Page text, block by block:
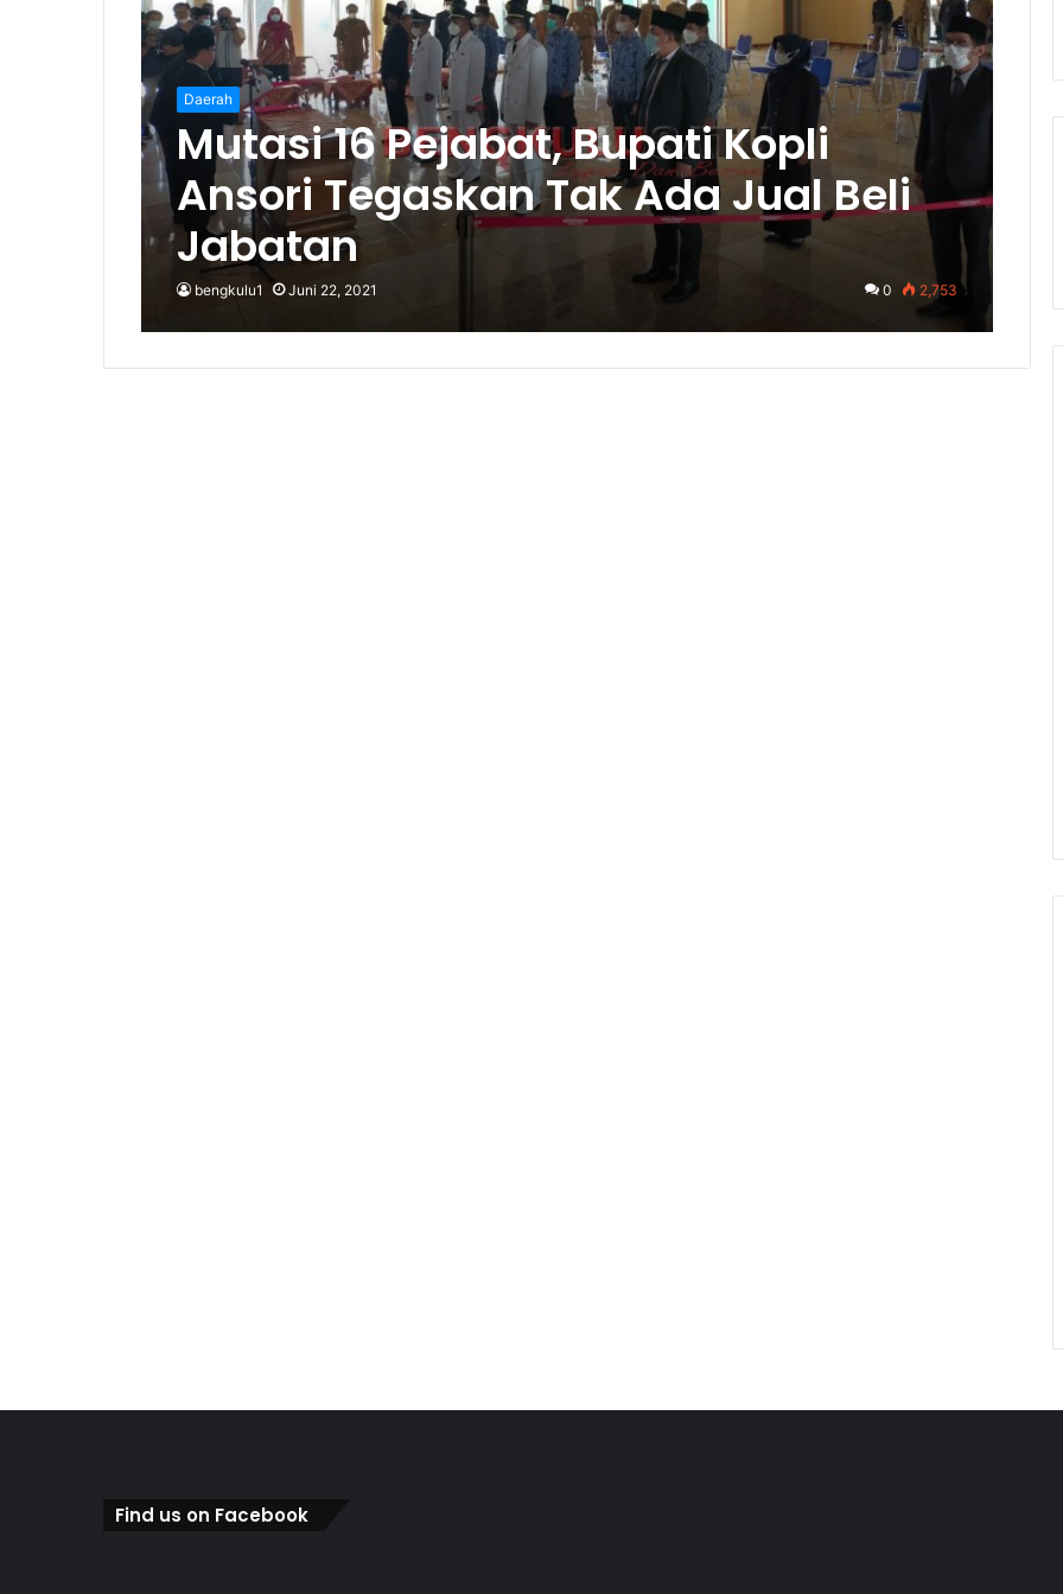
Daerah
Mutasi 16 Pejabat, Bupati Kopli
Ansori Tegaskan Tak Ada Jual Beli
Jabatan
bengkulu1 Juni 22, 2021 0 2,753
Find us on Facebook